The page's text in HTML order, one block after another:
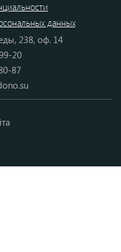
данных
238, оф. 14
20
87